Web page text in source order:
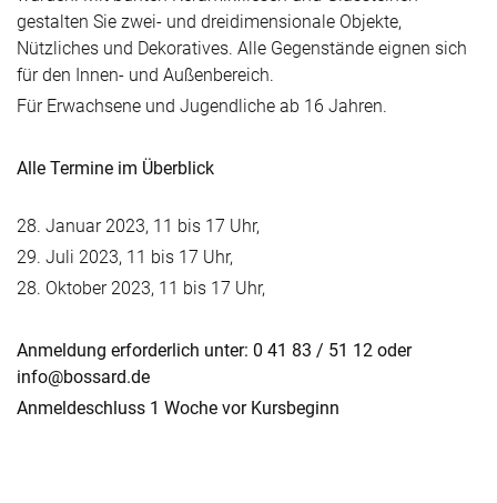
gestalten Sie zwei- und dreidimensionale Objekte,
Nützliches und Dekoratives. Alle Gegenstände eignen sich
für den Innen- und Außenbereich.
Für Erwachsene und Jugendliche ab 16 Jahren.
Alle Termine im Überblick
28. Januar 2023, 11 bis 17 Uhr,
29. Juli 2023, 11 bis 17 Uhr,
28. Oktober 2023, 11 bis 17 Uhr,
Anmeldung erforderlich unter: 0 41 83 / 51 12 oder
info@bossard.de
Anmeldeschluss 1 Woche vor Kursbeginn